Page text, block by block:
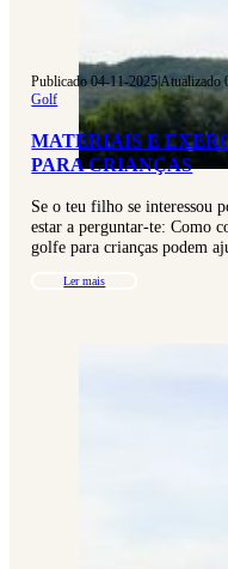
Publicado 04-11-2025|Atualizado
Golf
MATERIAIS E
PARA CRIANÇAS
Se o teu filho se interessou
estar a perguntar-te: Como
golfe para crianças podem
Ler mais